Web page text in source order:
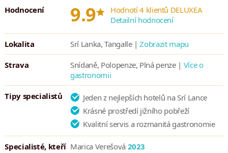
Hodnocení 9.9* Hodnotí 4 klientů DELUXEA
Detailní hodnocení
Lokalita Srí Lanka, Tangalle |Zobrazit mapu
Strava Snídaně, Polopenze, Plná penze | Více o
gastronomii
Tipy specialistů
Jeden z nejlepších hotelů na Srí Lance
Krásné prostředí jižního pobřeží
Kvalitní servis a rozmanitá gastronomie
Specialisté, kteří Marica Verešová 2023